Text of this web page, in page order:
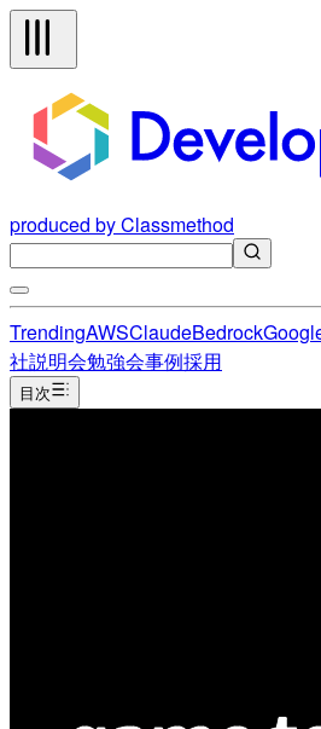
produced by Classmethod
TrendingAWSClaudeBedrock
社説明会勉強会事例採用
目次